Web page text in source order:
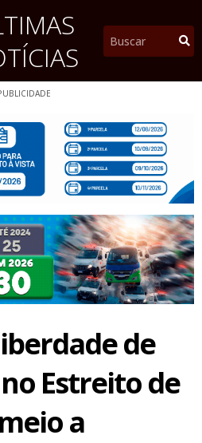
Pesquisar
de
Estreito de
a